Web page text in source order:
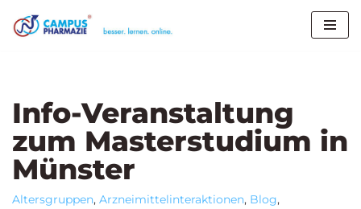
Case Training
27.08. -
Seminar „Unerwünschte Arzneimittelwirkungen und
Pharmakovigilanz“17.09. – 14.10.2026
Zur Anmeldung
Info-Veranstaltung
zum Masterstudium in
Münster
Altersgruppen, Arzneimittelinteraktionen, Blog,